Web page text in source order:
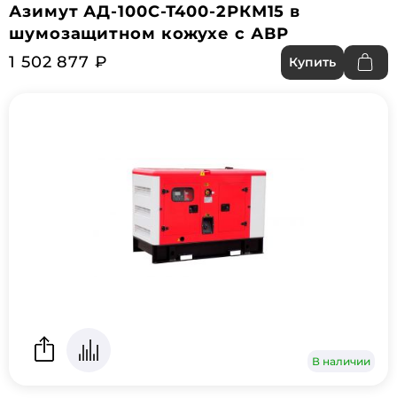
Азимут АД-100С-Т400-2РКМ15 в
шумозащитном кожухе с АВР
1 502 877 ₽
Купить
В наличии